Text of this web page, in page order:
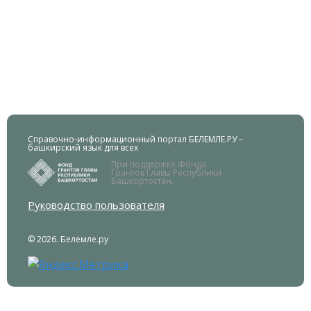
Справочно-информационный портал БЕЛЕМЛЕ.РУ –
башкирский язык для всех
При поддержке Фонда
Грантов Главы Республики
Башкортостан.
Руководство пользователя
© 2026. Белемле.ру